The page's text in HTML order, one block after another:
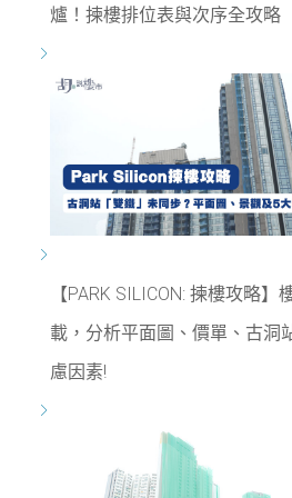
爐！揀樓排位表與次序全攻略
【PARK SILICON: 揀樓攻略】
載，分析平面圖、價單、古洞
慮因素!